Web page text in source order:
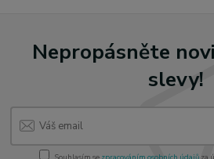
Nepropásněte
slevy!
Souhlasím se zpracováním osobních údajůza